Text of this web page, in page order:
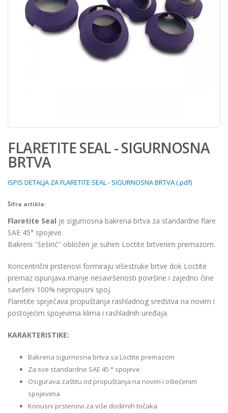
FLARETITE SEAL - SIGURNOSNA
BRTVA
ISPIS DETALJA ZA FLARETITE SEAL - SIGURNOSNA BRTVA (.pdf)
Šifra artikla:
Flaretite Seal je sigurnosna bakrena brtva za standardne flare
SAE 45° spojeve.
Bakreni ''šeširić'' obložen je suhim Loctite brtvenim premazom.
Koncentrični prstenovi formiraju višestruke brtve dok Loctite
premaz ispunjava manje nesavršenosti površine i zajedno čine
savršeni 100% nepropusni spoj.
Flaretite sprječava propuštanja rashladnog sredstva na novim i
postojećim spojevima klima i rashladnih uređaja.
KARAKTERISTIKE:
Bakrena sigurnosna brtva sa Loctite premazom
Za sve standardne SAE 45 ° spojeve
Osigurava zaštitu od propuštanja na novim i oštećenim
spojevima
Konusni prstenovi za više dodirnih točaka